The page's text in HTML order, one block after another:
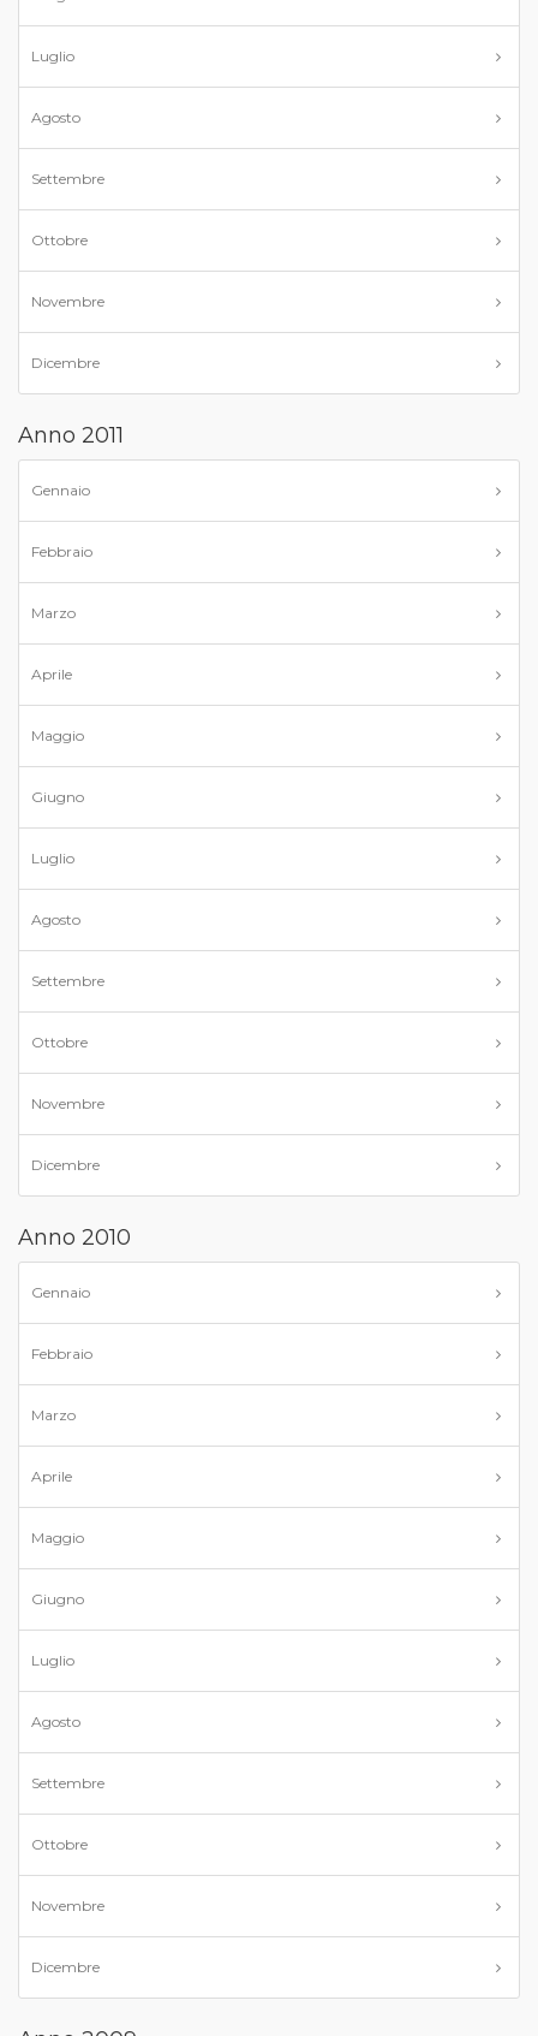
Luglio
Agosto
Settembre
Ottobre
Novembre
Dicembre
Anno 2011
Gennaio
Febbraio
Marzo
Aprile
Maggio
Giugno
Luglio
Agosto
Settembre
Ottobre
Novembre
Dicembre
Anno 2010
Gennaio
Febbraio
Marzo
Aprile
Maggio
Giugno
Luglio
Agosto
Settembre
Ottobre
Novembre
Dicembre